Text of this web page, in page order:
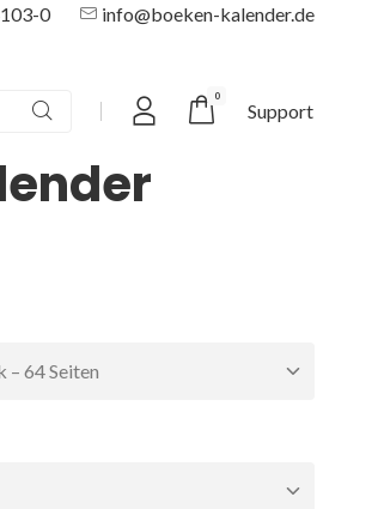
0 info@boeken-kalender.de
Mein Konto
0
Support